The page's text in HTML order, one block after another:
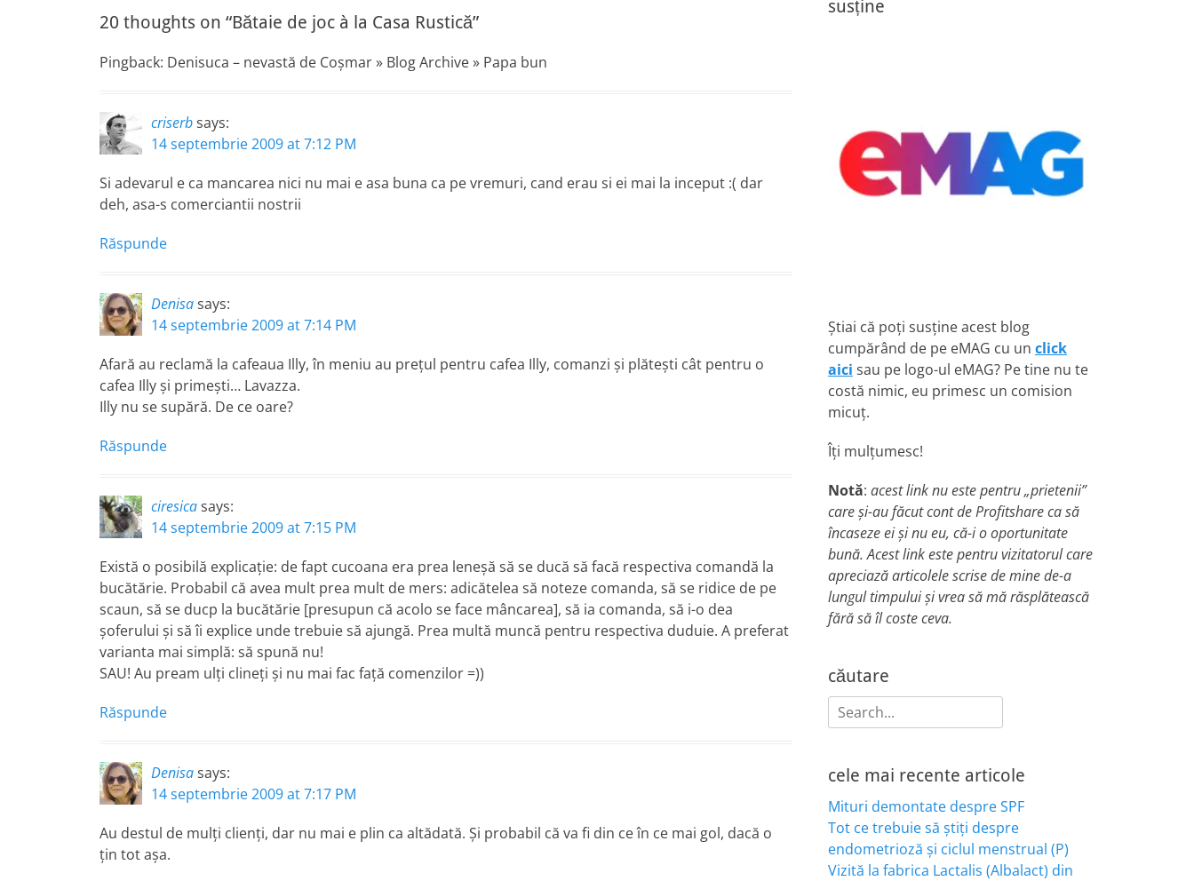
articole
20 thoughts on “Bătaie de joc à la Casa Rustică”
Pingback: Denisuca – nevastă de Coşmar » Blog Archive » Papa bun
criserbsays:
14 septembrie 2009 at 7:12 PM
Si adevarul e ca mancarea nici nu mai e asa buna ca pe vremuri, cand erau si ei mai la inceput :( dar
deh, asa-s comerciantii nostrii
Răspunde
Denisasays:
14 septembrie 2009 at 7:14 PM
Afară au reclamă la cafeaua Illy, în meniu au preţul pentru cafea Illy, comanzi şi plăteşti cât pentru o
cafea Illy şi primeşti… Lavazza.
Illy nu se supără. De ce oare?
Răspunde
ciresicasays:
14 septembrie 2009 at 7:15 PM
Există o posibilă explicaţie: de fapt cucoana era prea leneşă să se ducă să facă respectiva comandă la
bucătărie. Probabil că avea mult prea mult de mers: adicătelea să noteze comanda, să se ridice de pe
scaun, să se ducp la bucătărie [presupun că acolo se face mâncarea], să ia comanda, să i-o dea
şoferului şi să îi explice unde trebuie să ajungă. Prea multă muncă pentru respectiva duduie. A preferat
varianta mai simplă: să spună nu!
SAU! Au pream ulţi clineţi şi nu mai fac faţă comenzilor =))
Răspunde
Denisasays:
14 septembrie 2009 at 7:17 PM
Au destul de mulţi clienţi, dar nu mai e plin ca altădată. Şi probabil că va fi din ce în ce mai gol, dacă o
ţin tot aşa.
susține
Știai că poți susține acest blog
cumpărând de pe eMAG cu un click
aici sau pe logo-ul eMAG? Pe tine nu te
costă nimic, eu primesc un comision
micuț.
Îți mulțumesc!
Notă: acest link nu este pentru „prietenii”
care și-au făcut cont de Profitshare ca să
încaseze ei și nu eu, că-i o oportunitate
bună. Acest link este pentru vizitatorul care
apreciază articolele scrise de mine de-a
lungul timpului și vrea să mă răsplătească
fără să îl coste ceva.
căutare
Search
for:
cele mai recente articole
Mituri demontate despre SPF
Tot ce trebuie să știți despre
endometrioză și ciclul menstrual (P)
Vizită la fabrica Lactalis (Albalact) din